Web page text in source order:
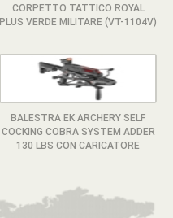
CORPETTO TATTICO ROYAL
PLUS VERDE MILITARE (VT-1104V)
BALESTRA EK ARCHERY SELF
COCKING COBRA SYSTEM ADDER
130 LBS CON CARICATORE